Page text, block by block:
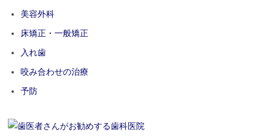
美容外科
床矯正・一般矯正
入れ歯
咬み合わせの治療
予防